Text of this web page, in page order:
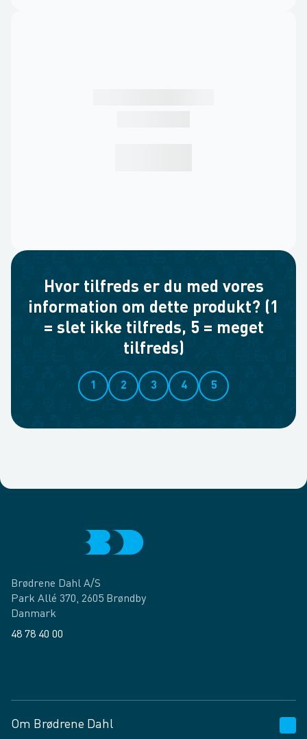
Hvor tilfreds er du med vores
information om dette produkt? (1
= slet ikke tilfreds, 5 = meget
tilfreds)
1 2 3 4 5
Brødrene Dahl A/S
Park Allé 370, 2605 Brøndby
Danmark
48 78 40 00
Om Brødrene Dahl